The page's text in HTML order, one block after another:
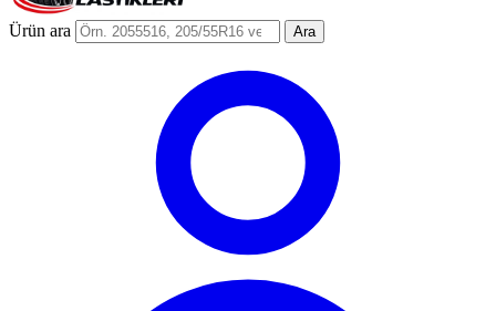
Ürün ara Ara